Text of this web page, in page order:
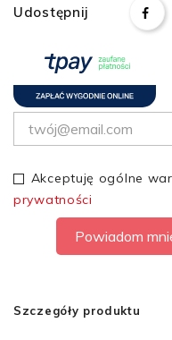
Udostępnij
Akceptuję ogólne
prywatności
Powiadom
Szczegóły produktu